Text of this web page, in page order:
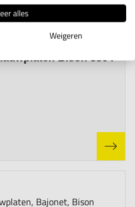
Bison 3504
alles
Weigeren